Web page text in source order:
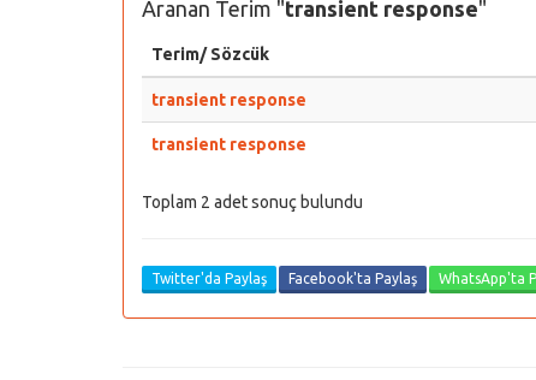
Aranan Terim "transient response"
Terim/ Sözcük
transient response
transient response
Toplam 2 adet sonuç bulundu
Twitter'da Paylaş Facebook'ta Paylaş WhatsApp'ta